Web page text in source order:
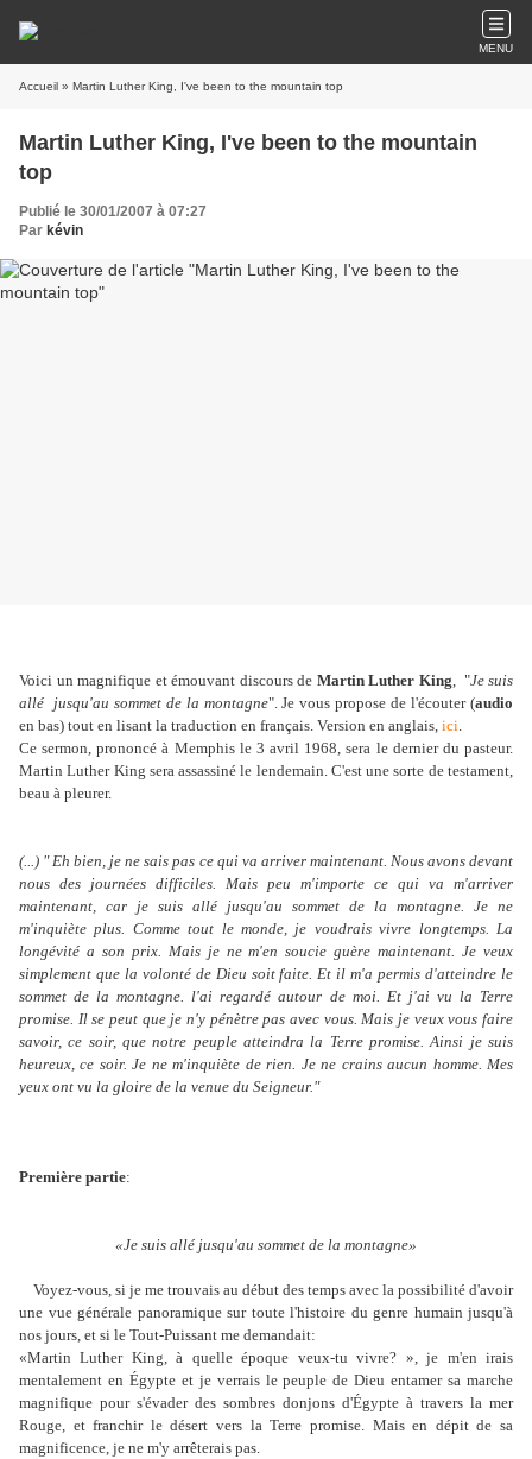
MENU
Accueil » Martin Luther King, I've been to the mountain top
Martin Luther King, I've been to the mountain
top
Publié le 30/01/2007 à 07:27
Par kévin
Voici un magnifique et émouvant discours de Martin Luther King, "Je suis
allé jusqu'au sommet de la montagne". Je vous propose de l'écouter (audio
en bas) tout en lisant la traduction en français. Version en anglais, ici.
Ce sermon, prononcé à Memphis le 3 avril 1968, sera le dernier du pasteur.
Martin Luther King sera assassiné le lendemain. C'est une sorte de testament,
beau à pleurer.
(...) " Eh bien, je ne sais pas ce qui va arriver maintenant. Nous avons devant
nous des journées difficiles. Mais peu m'importe ce qui va m'arriver
maintenant, car je suis allé jusqu'au sommet de la montagne. Je ne
m'inquiète plus. Comme tout le monde, je voudrais vivre longtemps. La
longévité a son prix. Mais je ne m'en soucie guère maintenant. Je veux
simplement que la volonté de Dieu soit faite. Et il m'a permis d'atteindre le
sommet de la montagne. l'ai regardé autour de moi. Et j'ai vu la Terre
promise. Il se peut que je n'y pénètre pas avec vous. Mais je veux vous faire
savoir, ce soir, que notre peuple atteindra la Terre promise. Ainsi je suis
heureux, ce soir. Je ne m'inquiète de rien. Je ne crains aucun homme. Mes
yeux ont vu la gloire de la venue du Seigneur."
Première partie:
«Je suis allé jusqu'au sommet de la montagne»
Voyez-vous, si je me trouvais au début des temps avec la possibilité d'avoir
une vue générale panoramique sur toute l'histoire du genre humain jusqu'à
nos jours, et si le Tout-Puissant me demandait:
«Martin Luther King, à quelle époque veux-tu vivre? », je m'en irais
mentalement en Égypte et je verrais le peuple de Dieu entamer sa marche
magnifique pour s'évader des sombres donjons d'Égypte à travers la mer
Rouge, et franchir le désert vers la Terre promise. Mais en dépit de sa
magnificence, je ne m'y arrêterais pas.